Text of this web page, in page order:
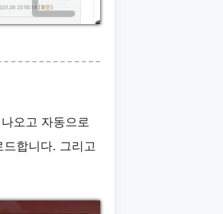
오고 자동으로
합니다. 그리고